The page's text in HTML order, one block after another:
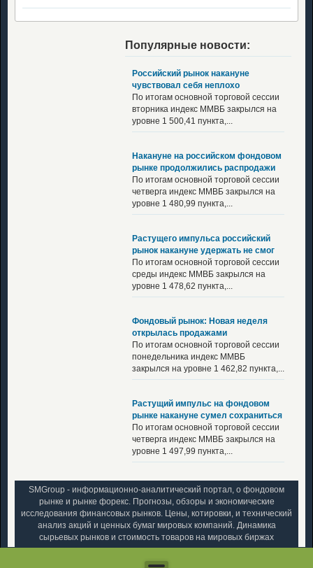
Популярные новости:
Российский рынок накануне
чувствовал себя неплохо
По итогам основной торговой сессии
вторника индекс ММВБ закрылся на
уровне 1 500,41 пункта,...
Накануне на российском фондовом
рынке продолжились распродажи
По итогам основной торговой сессии
четверга индекс ММВБ закрылся на
уровне 1 480,99 пункта,...
Растущего импульса российский
рынок накануне удержать не смог
По итогам основной торговой сессии
среды индекс ММВБ закрылся на
уровне 1 478,62 пункта,...
Фондовый рынок: Новая неделя
открылась продажами
По итогам основной торговой сессии
понедельника индекс ММВБ
закрылся на уровне 1 462,82 пункта,...
Растущий импульс на фондовом
рынке накануне сумел сохраниться
По итогам основной торговой сессии
четверга индекс ММВБ закрылся на
уровне 1 497,99 пункта,...
SMGroup - информационно-аналитический портал, о фондовом
рынке и рынке форекс. Прогнозы, обзоры и экономические
исследования финансовых рынков. Цены, котировки, и технический
анализ акций и ценных бумаг мировых компаний. Динамика
сырьевых рынков и стоимость товаров на мировых биржах